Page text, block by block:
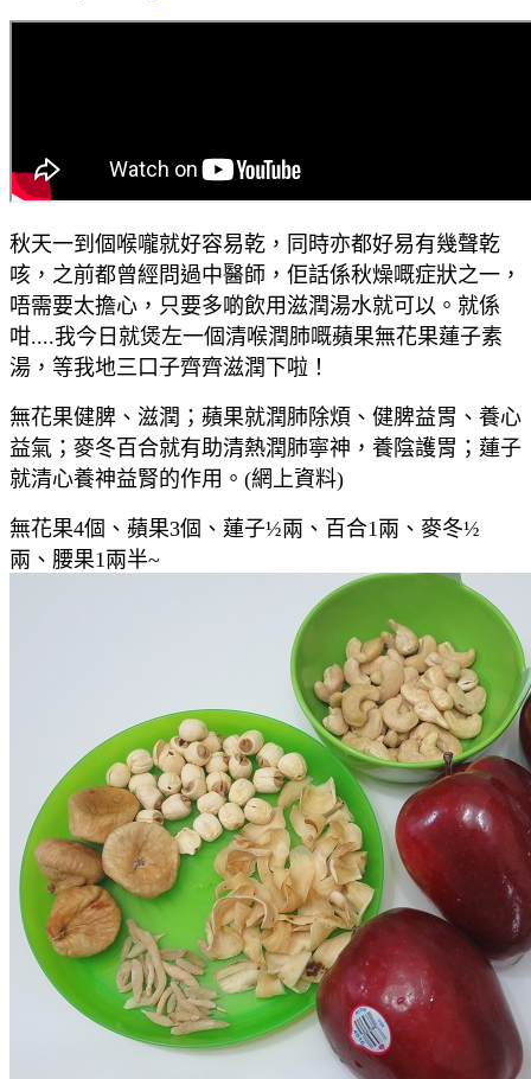
秋天一到個喉嚨就好容易乾，同時亦都好易有幾聲乾
咳，之前都曾經問過中醫師，佢話係秋燥嘅症狀之一，
唔需要太擔心，只要多啲飲用滋潤湯水就可以。就係
咁....我今日就煲左一個清喉潤肺嘅蘋果無花果蓮子素
湯，等我地三口子齊齊滋潤下啦 ！
無花果健脾、滋潤；蘋果就潤肺除煩、健脾益胃、養心
益氣；麥冬百合就有助清熱潤肺寧神，養陰護胃；蓮子
就清心養神益腎的作用。(網上資料)
無花果4個、蘋果3個、蓮子½兩、百合1兩、麥冬½
兩、腰果1兩半~